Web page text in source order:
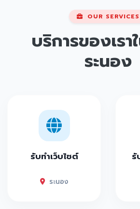
OUR SERVICES
บริการของเร
ระนอง
รับทำเว็บไซต์
ระนอง
รั